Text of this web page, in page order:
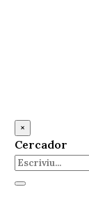
×
Cercador